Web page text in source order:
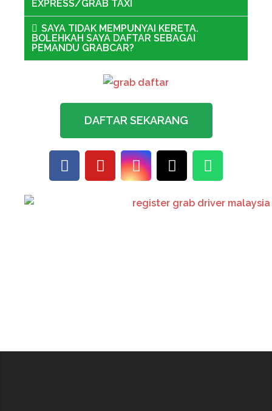
EXPRESS/GRAB TAXI
SAYA TIDAK MEMPUNYAI KERETA.
BOLEHKAH SAYA DAFTAR SEBAGAI
PEMANDU GRABCAR?
DAFTAR SEKARANG